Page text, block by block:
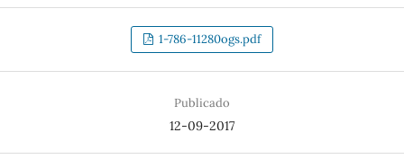
1-786-11280ogs.pdf
Publicado
12-09-2017